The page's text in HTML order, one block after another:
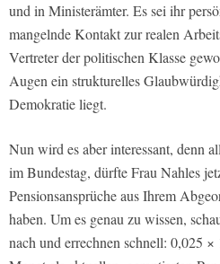
und in Ministerämter. Es sei ihr
mangelnde Kontakt zur realen
Vertreter der politischen Klasse
Augen ein strukturelles
Demokratie liegt.
Nun wird es aber interessant, denn
im Bundestag, dürfte Frau Nahles
Pensionsansprüche aus Ihrem
haben. Um es genau zu wissen,
nach und errechnen schnell: 0,025